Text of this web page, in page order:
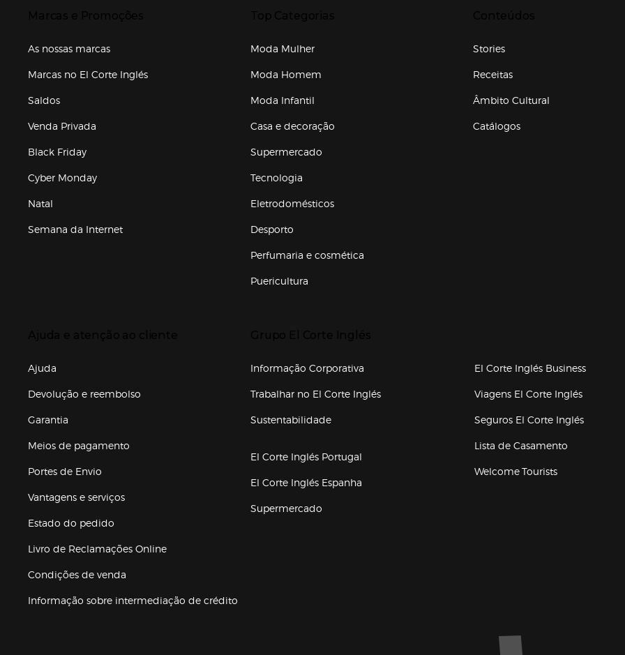
As nossas marcas
Marcas no El Corte Inglés
Saldos
Venda Privada
Black Friday
Cyber Monday
Natal
Semana da Internet
Moda Mulher
Moda Homem
Moda Infantil
Casa e decoração
Supermercado
Tecnologia
Eletrodomésticos
Desporto
Perfumaria e cosmética
Puericultura
Stories
Receitas
Âmbito Cultural
Catálogos
Ajuda
Devolução e reembolso
Garantia
Meios de pagamento
Portes de Envio
Vantagens e serviços
Estado do pedido
Livro de Reclamações Online
Condições de venda
Informação sobre intermediação de crédito
Informação Corporativa
Trabalhar no El Corte Inglés(abre en nueva ventana)
Sustentabilidade
El Corte Inglés Portugal
El Corte Inglés Espanha
Supermercado
El Corte Inglés Business
Viagens El Corte Inglés(abre en
Seguros El Corte Inglés(abre en
Lista de Casamento
Welcome Tourists
Marca El Corte Inglés